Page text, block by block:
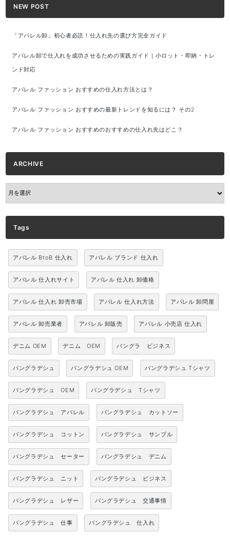
NEW POST
「アパレル卸」初心者必読！仕入れ先の選び方完全ガイド
アパレル卸で仕入れを成功させるための実践ガイド｜小ロット・即納・トレ
ンド対応
アパレル ファッション おすすめの仕入れ方法とは？
アパレル ファッション おすすめの最新トレンドを知るには？ その2
アパレル ファッション おすすめのおすすめの仕入れ先はどこ？
ARCHIVE
ARCHIVE
Tags
アパレル BtoB 仕入れ アパレル ブランド 仕入れ
アパレル 仕入れサイト アパレル 仕入れ 卸価格
アパレル 仕入れ 卸売市場 アパレル 仕入れ方法 アパレル 卸問屋
アパレル 卸売業者 アパレル 卸販売 アパレル 小売店 仕入れ
デニム OEM デニム OEM バングラ ビジネス
バングラデシュ バングラデシュ OEM バングラデシュ Tシャツ
バングラデシュ OEM バングラデシュ Tシャツ
バングラデシュ アパレル バングラデシュ カットソー
バングラデシュ コットン バングラデシュ サンプル
バングラデシュ セーター バングラデシュ デニム
バングラデシュ ニット バングラデシュ ビジネス
バングラデシュ レザー バングラデシュ 交通事情
バングラデシュ 仕事 バングラデシュ 仕入れ